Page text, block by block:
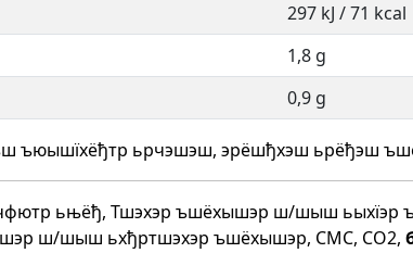
297 kJ / 71 kcal
1,8 g
0,9 g
ъюышїхёђтр ьрчэшэш, эрёшђхэш ьрёђэш
ьњёђ, Тшэхэр ъшёхышэр ш/шыш
ш/шыш ьхђртшэхэр ъшёхышэр, CMC, CO2,